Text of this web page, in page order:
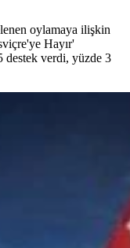
oylamaya ilişkin
Hayır'
destek verdi, yüzde 3